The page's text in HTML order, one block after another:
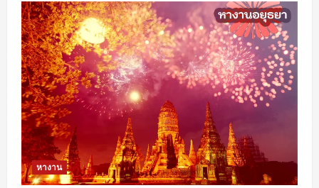
งาน
นครปฐม
ยุค
ของ
AI
มี
ผล
ต่อ
การ
จ้าง
งาน
หรือ
หางาน